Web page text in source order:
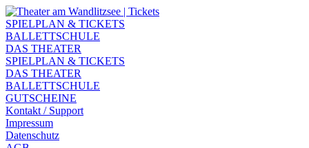
SPIELPLAN & TICKETS
BALLETTSCHULE
DAS THEATER
SPIELPLAN & TICKETS
DAS THEATER
BALLETTSCHULE
GUTSCHEINE
Kontakt / Support
Impressum
Datenschutz